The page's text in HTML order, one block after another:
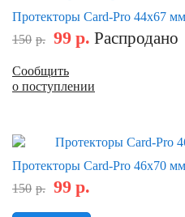
Протекторы Card-Pro 44x67
150 р. 99 р. Распродано
Сообщить
о поступлении
Протекторы Card-Pro 46x70
150 р. 99 р.